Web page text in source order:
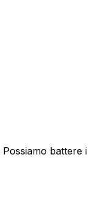
Possiamo battere i